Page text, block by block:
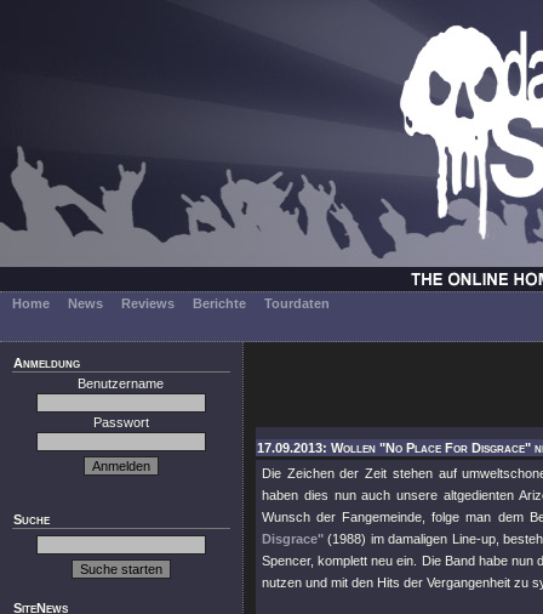
Home News Reviews Berichte Tourdaten
Anmeldung
Benutzername
Passwort
Suche
SiteNews
17.09.2013: Wollen "No Place For Disgrace"
Die Zeichen der Zeit stehen auf
haben dies nun auch unsere altgedienten
Wunsch der Fangemeinde, folge man dem
Disgrace" (1988) im damaligen Line-up,
Spencer, komplett neu ein. Die Band habe nun
nutzen und mit den Hits der Vergangenheit zu